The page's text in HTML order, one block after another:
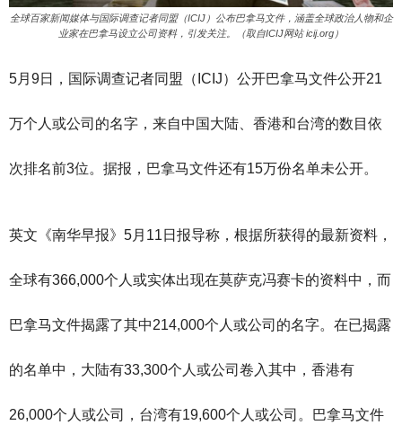
全球百家新闻媒体与国际调查记者同盟（ICIJ）公布巴拿马文件，涵盖全球政治人物和企
业家在巴拿马设立公司资料，引发关注。（取自ICIJ网站 icij.org）
5月9日，国际调查记者同盟（ICIJ）公开巴拿马文件公开21
万个人或公司的名字，来自中国大陆、香港和台湾的数目依
次排名前3位。据报，巴拿马文件还有15万份名单未公开。
英文《南华早报》5月11日报导称，根据所获得的最新资料，
全球有366,000个人或实体出现在莫萨克冯赛卡的资料中，而
巴拿马文件揭露了其中214,000个人或公司的名字。在已揭露
的名单中，大陆有33,300个人或公司卷入其中，香港有
26,000个人或公司，台湾有19,600个人或公司。巴拿马文件